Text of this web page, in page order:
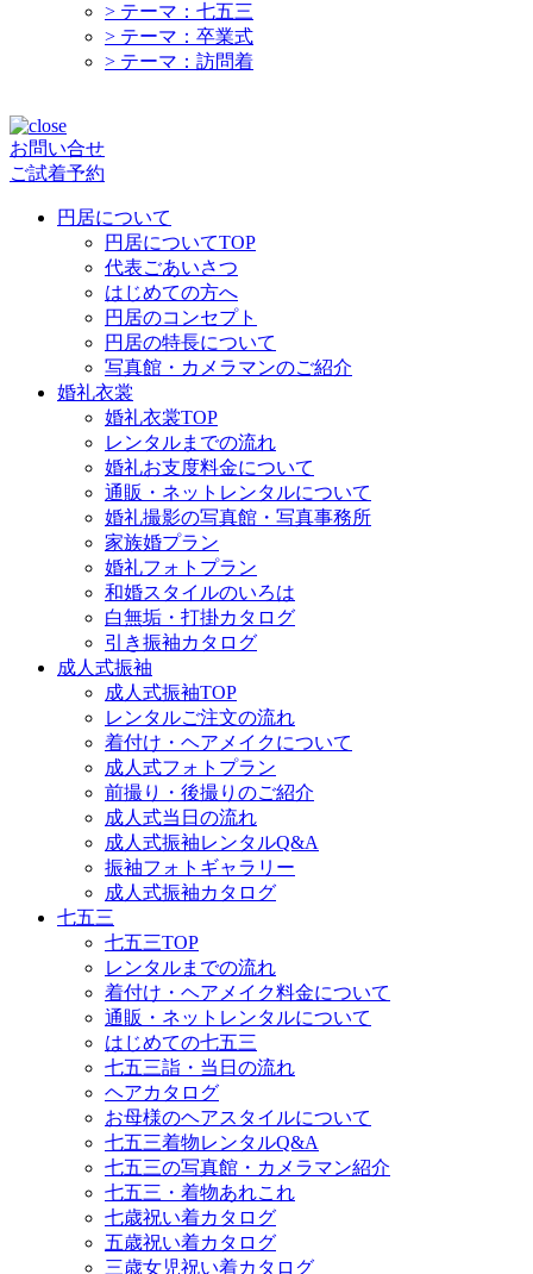
> テーマ：七五三
> テーマ：卒業式
> テーマ：訪問着
お問い合せ
ご試着予約
円居について
円居についてTOP
代表ごあいさつ
はじめての方へ
円居のコンセプト
円居の特長について
写真館・カメラマンのご紹介
婚礼衣裳
婚礼衣裳TOP
レンタルまでの流れ
婚礼お支度料金について
通販・ネットレンタルについて
婚礼撮影の写真館・写真事務所
家族婚プラン
婚礼フォトプラン
和婚スタイルのいろは
白無垢・打掛カタログ
引き振袖カタログ
成人式振袖
成人式振袖TOP
レンタルご注文の流れ
着付け・ヘアメイクについて
成人式フォトプラン
前撮り・後撮りのご紹介
成人式当日の流れ
成人式振袖レンタルQ&A
振袖フォトギャラリー
成人式振袖カタログ
七五三
七五三TOP
レンタルまでの流れ
着付け・ヘアメイク料金について
通販・ネットレンタルについて
はじめての七五三
七五三詣・当日の流れ
ヘアカタログ
お母様のヘアスタイルについて
七五三着物レンタルQ&A
七五三の写真館・カメラマン紹介
七五三・着物あれこれ
七歳祝い着カタログ
五歳祝い着カタログ
三歳女児祝い着カタログ